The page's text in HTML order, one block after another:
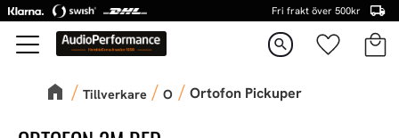
Meny
Fri frakt över 500kr
search Favoriter
Tillverkare O Ortofon Pickuper